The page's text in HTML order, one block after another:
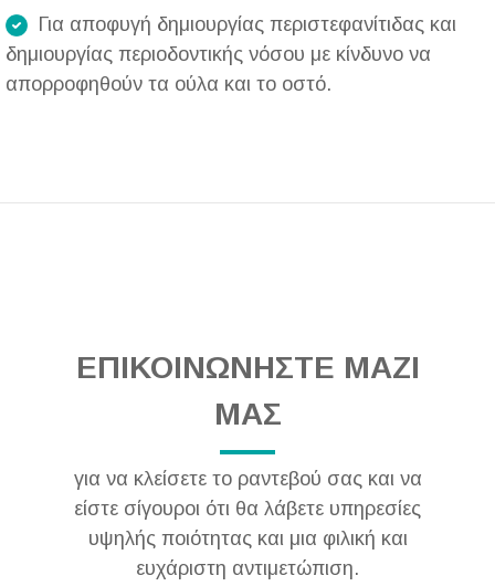
Για αποφυγή δημιουργίας περιστεφανίτιδας και
δημιουργίας περιοδοντικής νόσου με κίνδυνο να
απορροφηθούν τα ούλα και το οστό.
ΕΠΙΚΟΙΝΩΝΗΣΤΕ ΜΑΖΙ
ΜΑΣ
για να κλείσετε το ραντεβού σας και να
είστε σίγουροι ότι θα λάβετε υπηρεσίες
υψηλής ποιότητας και μια φιλική και
ευχάριστη αντιμετώπιση.